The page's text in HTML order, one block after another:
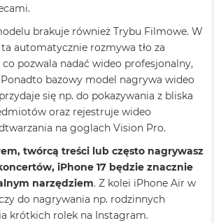
brakuje również Trybu Filmowe. W
automatycznie rozmywa tło za
pozwala nadać wideo profesjonalny,
bazowy model nagrywa wideo
się np. do pokazywania z bliska
oraz rejestruje wideo
na goglach Vision Pro.
twórcą treści lub często nagrywasz
iPhone 17 będzie znacznie
narzędziem. Z kolei iPhone Air w
do nagrywania np. rodzinnych
krótkich rolek na Instagram.